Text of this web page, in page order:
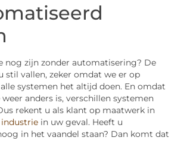
nog zijn zonder automatisering? De
stil vallen, zeker omdat we er op
systemen het altijd doen. En omdat
anders is, verschillen systemen
rekent u als klant op maatwerk in
in uw geval. Heeft u
in het vaandel staan? Dan komt dat